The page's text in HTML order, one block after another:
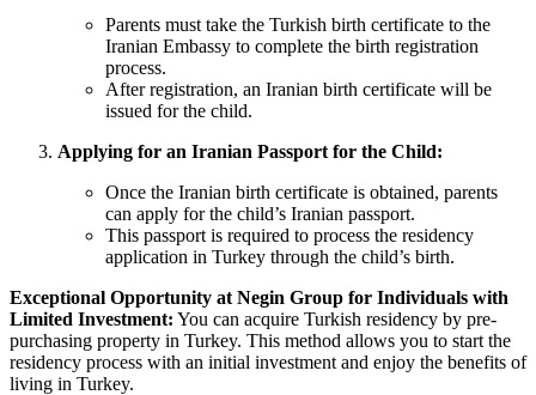
Parents must take the Turkish birth certificate to the
Iranian Embassy to complete the birth registration
process.
After registration, an Iranian birth certificate will be
issued for the child.
Applying for an Iranian Passport for the Child:
Once the Iranian birth certificate is obtained, parents
can apply for the child’s Iranian passport.
This passport is required to process the residency
application in Turkey through the child’s birth.
Exceptional Opportunity at Negin Group for Individuals with
Limited Investment: You can acquire Turkish residency by pre-
purchasing property in Turkey. This method allows you to start the
residency process with an initial investment and enjoy the benefits of
living in Turkey.